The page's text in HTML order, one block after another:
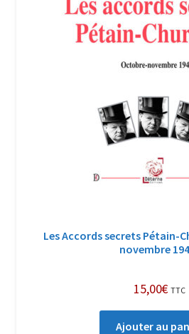
Les Accords secrets Pétain-
novembre
15,00€ TTC
Ajouter au